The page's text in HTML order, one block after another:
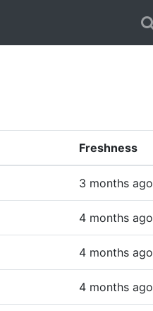
Freshness
3 months ago
4 months ago
4 months ago
4 months ago